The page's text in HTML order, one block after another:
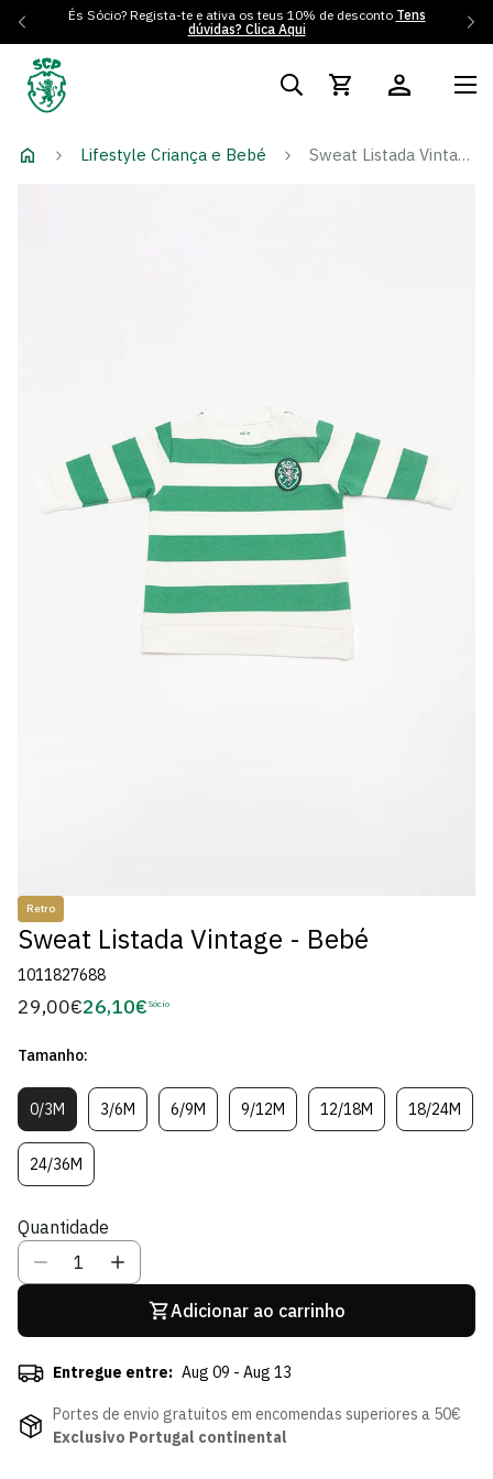
És Sócio? Regista-te e ativa os teus 10% de desconto Tens
dúvidas? Clica Aqui
Lifestyle Criança e Bebé Sweat Listada Vintage - Bebé
Retro
Sweat Listada Vintage - Bebé
1011827688
Preço
29,00€Preço
Sócio
26,10€ Sócio
Tamanho:
0/3MVariante
Esgotada
Ou
Indisponível
3/6MVariante
Esgotada
6/9MVariante
Esgotada
9/12MVariante
Esgotada
12/18MVariante
Esgotada
18/24MVariante
24/36MVariante
Esgotada
Indisponível
Quantidade
Adicionar ao carrinho
Entregue entre: Aug 09 - Aug 13
Portes de envio gratuitos em encomendas superiores a 50€
Exclusivo Portugal continental